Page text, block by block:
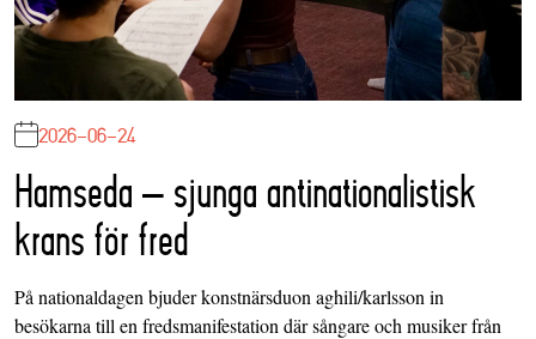
2026-06-24
Hamseda – sjunga antinationalistisk
krans för fred
På nationaldagen bjuder konstnärsduon aghili/karlsson in
besökarna till en fredsmanifestation där sångare och musiker från